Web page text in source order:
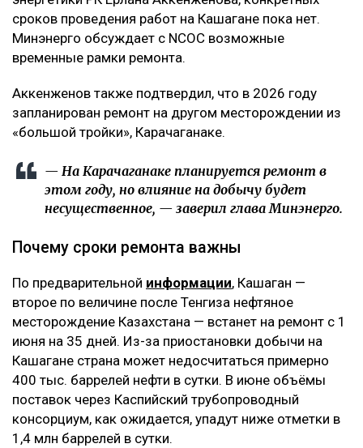
сроков проведения работ на Кашагане пока нет.
Минэнерго обсуждает с NCOC возможные
временные рамки ремонта.
Аккенженов также подтвердил, что в 2026 году
запланирован ремонт на другом месторождении из
«большой тройки», Карачаганаке.
— На Карачаганаке ​планируется ремонт в
этом году, но влияние на добычу будет
несущественное, — заверил глава Минэнерго.
Почему сроки ремонта важны
По предварительной информации, Кашаган —
второе по величине после Тенгиза нефтяное
месторождение Казахстана — встанет на ремонт с 1
июня на 35 дней. Из-за приостановки добычи на
Кашагане страна может недосчитаться примерно
400 тыс. баррелей нефти в сутки. В июне объёмы
поставок через Каспийский трубопроводный
консорциум, как ожидается, упадут ниже отметки в
1,4 млн баррелей в сутки.